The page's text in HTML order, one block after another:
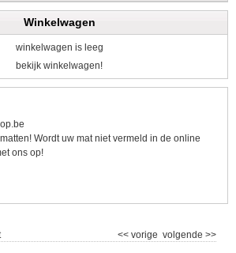
Winkelwagen
winkelwagen is leeg
bekijk winkelwagen!
Wordt uw mat niet vermeld in de online
ons op!
volgende >>
<< vorige